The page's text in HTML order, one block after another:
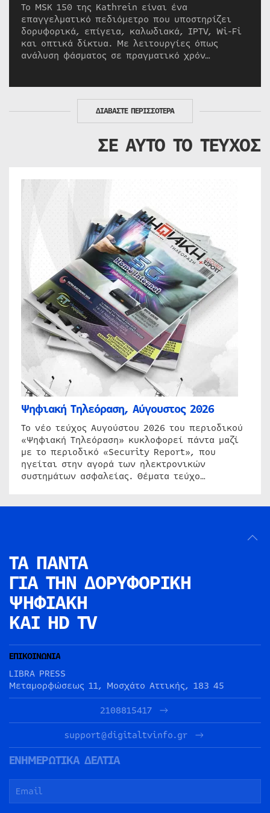
Το MSK 150 της Kathrein είναι ένα
επαγγελματικό πεδιόμετρο που υποστηρίζει
δορυφορικά, επίγεια, καλωδιακά, IPTV, Wi-Fi
και οπτικά δίκτυα. Με λειτουργίες όπως
ανάλυση φάσματος σε πραγματικό χρόν…
ΔΙΑΒΑΣΤΕ ΠΕΡΙΣΣΟΤΕΡΑ
ΣΕ ΑΥΤΟ ΤΟ ΤΕΥΧΟΣ
Ψηφιακή Τηλεόραση, Αύγουστος 2026
Το νέο τεύχος Αυγούστου 2026 του περιοδικού
«Ψηφιακή Τηλεόραση» κυκλοφορεί πάντα μαζί
με το περιοδικό «Security Report», που
ηγείται στην αγορά των ηλεκτρονικών
συστημάτων ασφαλείας. Θέματα τεύχο…
ΤΑ ΠΑΝΤΑ
ΓΙΑ ΤΗΝ ΔΟΡΥΦΟΡΙΚΗ
ΨΗΦΙΑΚΗ
ΚΑΙ HD TV
ΕΠΙΚΟΙΝΩΝΙΑ
LIBRA PRESS
Μεταμορφώσεως 11, Μοσχάτο Αττικής, 183 45
2108815417
support@digitaltvinfo.gr
ΕΝΗΜΕΡΩΤΙΚΑ ΔΕΛΤΙΑ